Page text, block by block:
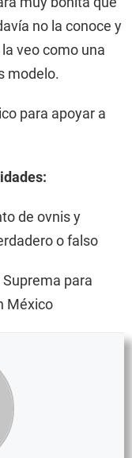
no la conoce y
veo como una
modelo.
para apoyar a
de ovnis y
o falso
para
México